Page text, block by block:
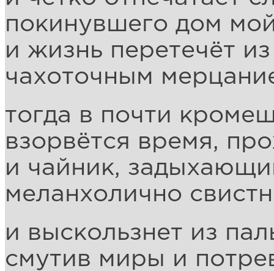
покинувшего дом
и жизнь перетечёт
чахоточным
тогда в почти
взорвётся время,
и чайник,
меланхолично
и выскользнет из
смутив миры и